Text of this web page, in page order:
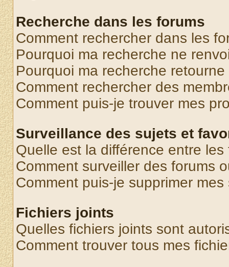
Recherche dans les forums
Comment rechercher dans les
Pourquoi ma recherche ne
Pourquoi ma recherche
Comment rechercher des
Comment puis-je trouver mes
Surveillance des sujets et
Quelle est la différence entre
Comment surveiller des forums
Comment puis-je supprimer
Fichiers joints
Quelles fichiers joints sont
Comment trouver tous mes